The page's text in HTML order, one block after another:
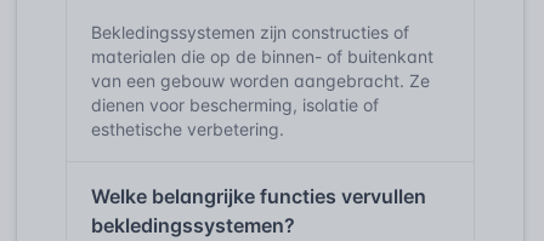
Bekledingssystemen zijn constructies of
materialen die op de binnen- of buitenkant
van een gebouw worden aangebracht. Ze
dienen voor bescherming, isolatie of
esthetische verbetering.
Welke belangrijke functies vervullen
bekledingssystemen?